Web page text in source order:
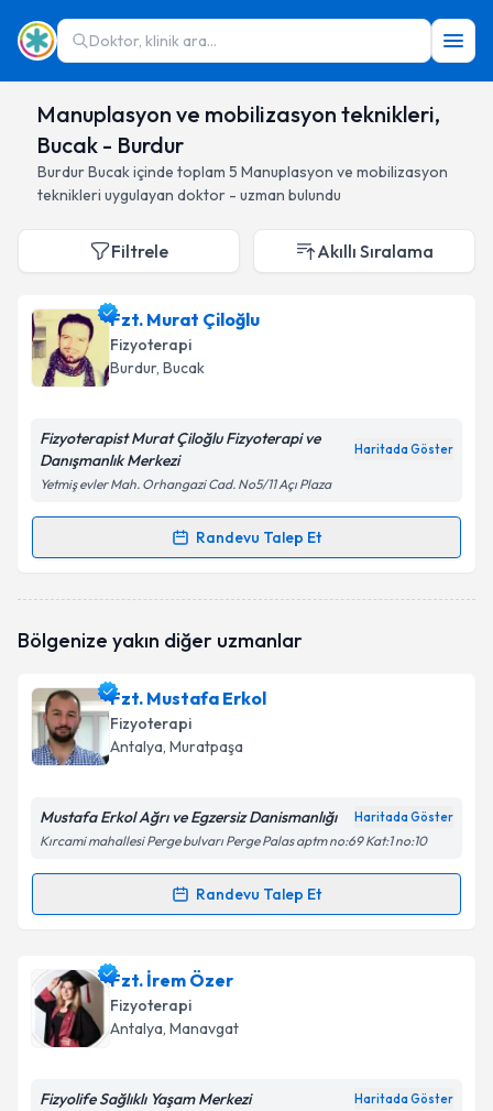
Doktor, klinik ara...
Manuplasyon ve mobilizasyon teknikleri,
Bucak - Burdur
BurdurBucakiçinde toplam 5 Manuplasyon ve mobilizasyon
teknikleri uygulayan doktor - uzman bulundu
Filtrele Akıllı Sıralama
Fzt. Murat Çiloğlu
Fizyoterapi
Burdur, Bucak
Fizyoterapist Murat Çiloğlu Fizyoterapi ve
Danışmanlık Merkezi
Haritada Göster
Yetmiş evler Mah. Orhangazi Cad. No5/11 Açı Plaza
Randevu Talep Et
Randevu Takvimi Talebi
oluşturun. Size bu uzmandan randevu almanız için bir
E-posta Adresiniz
Kişisel verilerimin işlenmesine ilişkin
Aydınlatma
Metni'ni okudum ve kişisel verilerimin belirtilen
Bölgenize yakın diğer uzmanlar
Fzt. Mustafa Erkol
Fizyoterapi
Antalya, Muratpaşa
Mustafa Erkol Ağrı ve Egzersiz Danismanlığı Haritada Göster
Kırcami mahallesi Perge bulvarı Perge Palas aptm no:69 Kat:1 no:10
Randevu Talep Et
Randevu Takvimi Talebi
Fzt. Mustafa Erkoliçin randevu takvimi talebi
oluşturun. Size bu uzmandan randevu almanız için bir
takvim hazırlandığında e-posta ile bilgilendireceğiz.
Fzt. İrem Özer
Fizyoterapi
Antalya, Manavgat
Fizyolife Sağlıklı Yaşam Merkezi Haritada Göster